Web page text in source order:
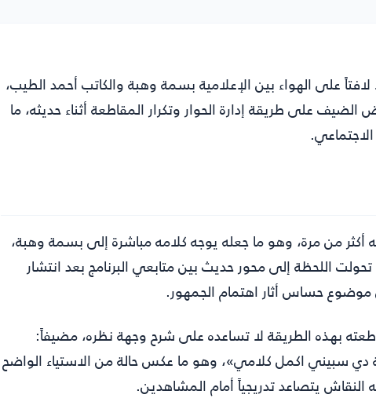
90 دقيقة جدلاً لافتاً على الهواء بين الإعلامية بسمة وهبة والكاتب أحمد الطيب،
على طريقة إدارة الحوار وتكرار المقاطعة أثناء حديثه، ما
أكثر من مرة، وهو ما جعله يوجه كلامه مباشرة إلى بسمة وهبة،
اللحظة إلى محور حديث بين متابعي البرنامج بعد انتشار
حساس أثار اهتمام الجمهور.
بهذه الطريقة لا تساعده على شرح وجهة نظره، مضيفاً:
سبيني اكمل كلامي»، وهو ما عكس حالة من الاستياء الواضح
يتصاعد تدريجياً أمام المشاهدين.